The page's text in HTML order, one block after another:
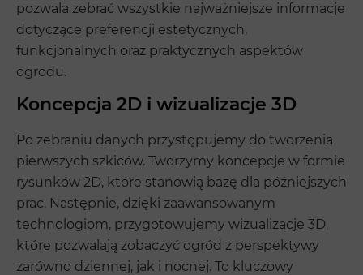
pozwala zebrać wszystkie najważniejsze informacje
dotyczące preferencji estetycznych,
funkcjonalnych oraz praktycznych aspektów
ogrodu.
Koncepcja 2D i wizualizacje 3D
Po zebraniu danych przystępujemy do tworzenia
pierwszych szkiców. Tworzymy koncepcje w formie
rysunków 2D, które stanowią bazę dla późniejszych
prac. Następnie, dzięki zaawansowanym
technologiom, przygotowujemy wizualizacje 3D,
które pozwalają zobaczyć ogród z perspektywy
zarówno dziennej, jak i nocnej. To kluczowy